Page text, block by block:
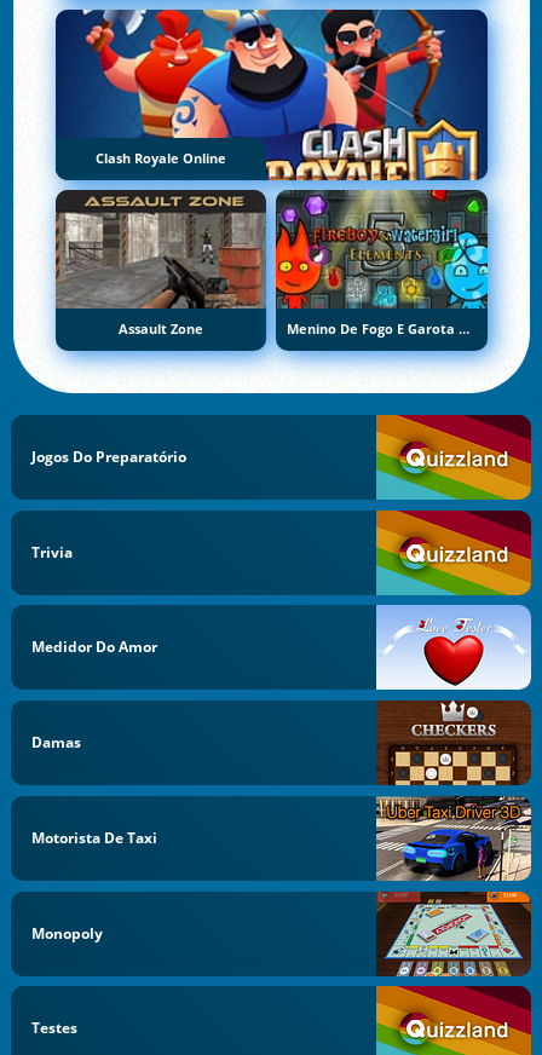
Clash Royale Online
Assault Zone Menino De Fogo E Garota De Água 5: Elementos
Jogos Do Preparatório
Trivia
Medidor Do Amor
Damas
Motorista De Taxi
Monopoly
Testes